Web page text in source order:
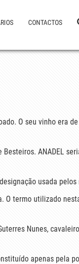
CONTACTOS
O seu vinho era
ANADEL
usada pelos
O termo utilizado
Nunes,
apenas pela